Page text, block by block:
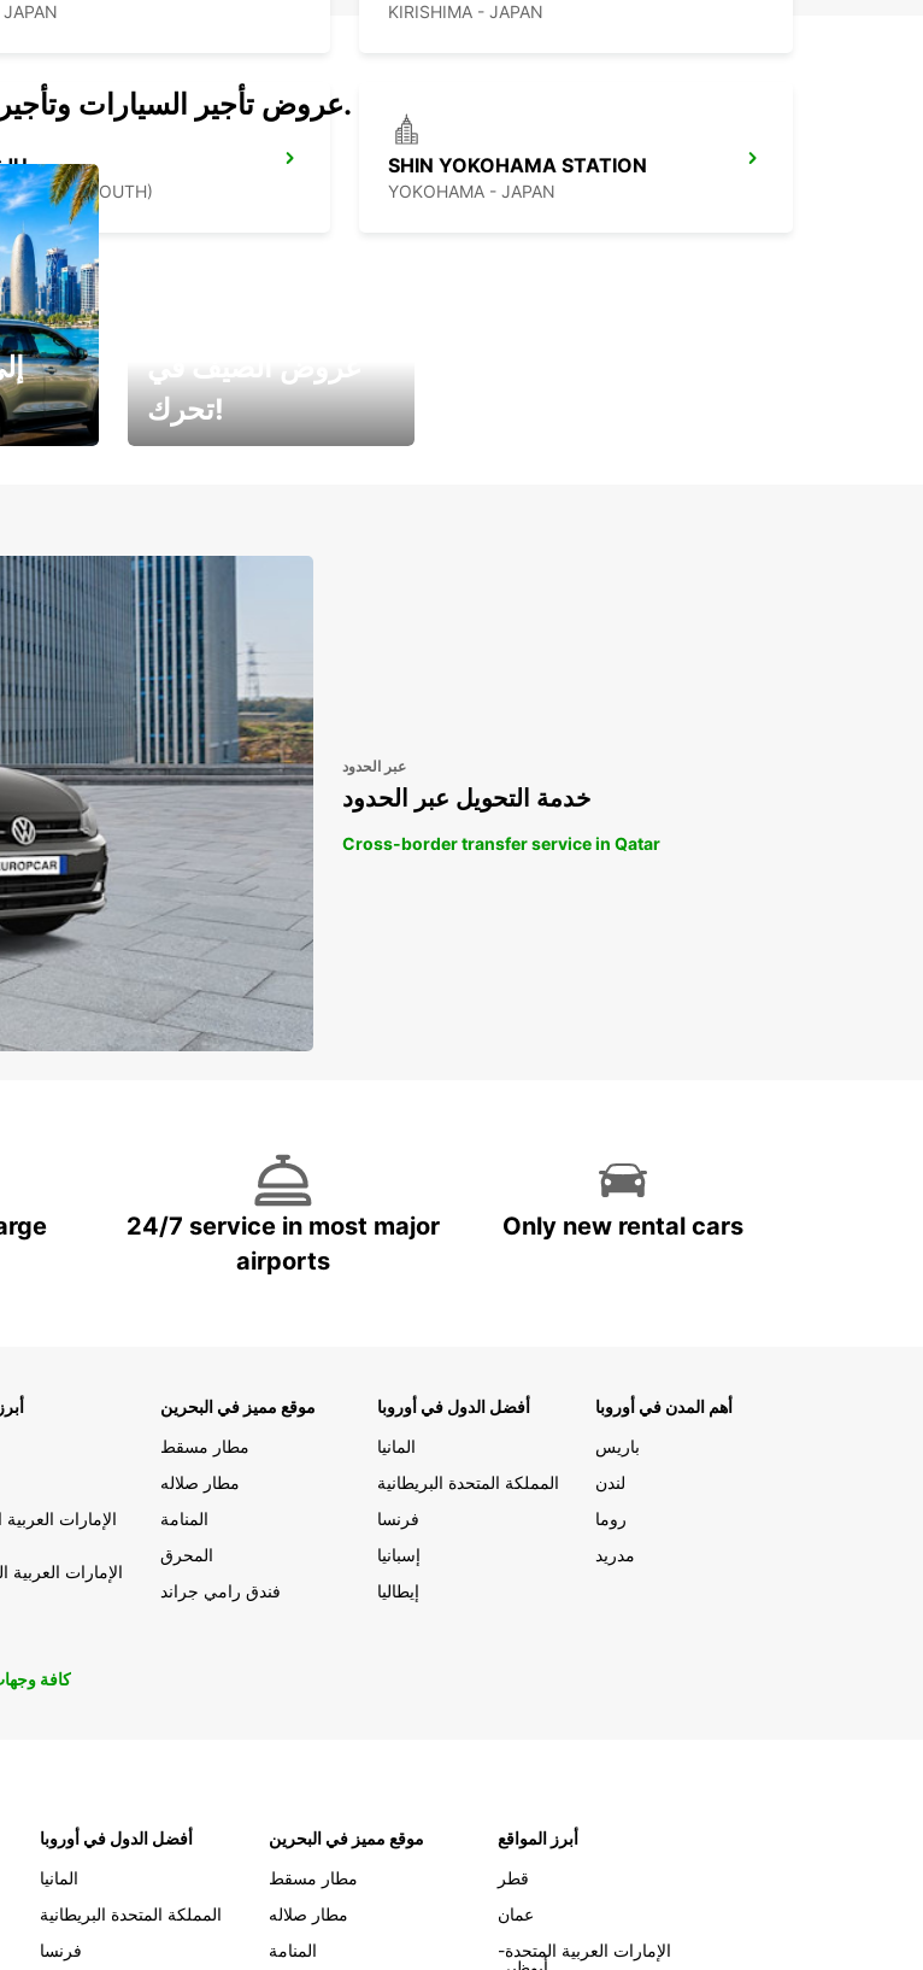
KIRISHIMA - JAPAN
- KOREA(SOUTH)
SHIN YOKOHAMA STATION
YOKOHAMA - JAPAN
عروض تأجير السيارات وتأجير الشاحنات اليوم.
تحرك!
عبر الحدود
خدمة التحويل عبر الحدود
Cross-border transfer service in Qatar
24/7 service in most major
airports
Only new rental cars
الإمارات
الإمارات العربية
موقع مميز في البحرين
مطار مسقط
مطار صلاله
المنامة
المحرق
فندق رامي جراند
أفضل الدول في أوروبا
المانيا
المملكة المتحدة البريطانية
فرنسا
إسبانيا
إيطاليا
أهم المدن في أوروبا
باريس
لندن
روما
مدريد
كافة
أفضل الدول في أوروبا
المانيا
المملكة المتحدة البريطانية
فرنسا
موقع مميز في البحرين
مطار مسقط
مطار صلاله
المنامة
أبرز المواقع
قطر
عمان
الإمارات العربية المتحدة-